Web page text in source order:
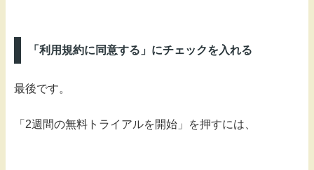
「利用規約に同意する」にチェックを入れる
最後です。
「2週間の無料トライアルを開始」を押すには、